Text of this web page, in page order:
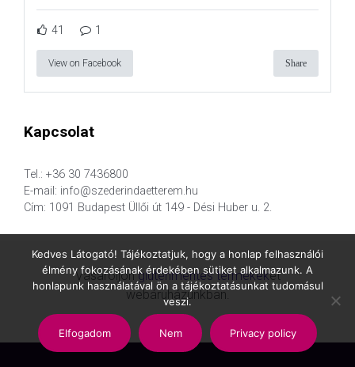
41 1
View on Facebook Share
Kapcsolat
Tel.: +36 30 7436800
E-mail: info@szederindaetterem.hu
Cím: 1091 Budapest Üllői út 149 - Dési Huber u. 2.
Vásároljongluténmentes termékeket
webáruházunkban.
Kedves Látogató! Tájékoztatjuk, hogy a honlap felhasználói
élmény fokozásának érdekében sütiket alkalmazunk. A
honlapunk használatával ön a tájékoztatásunkat tudomásul
veszi.
Elfogadom Nem Privacy policy